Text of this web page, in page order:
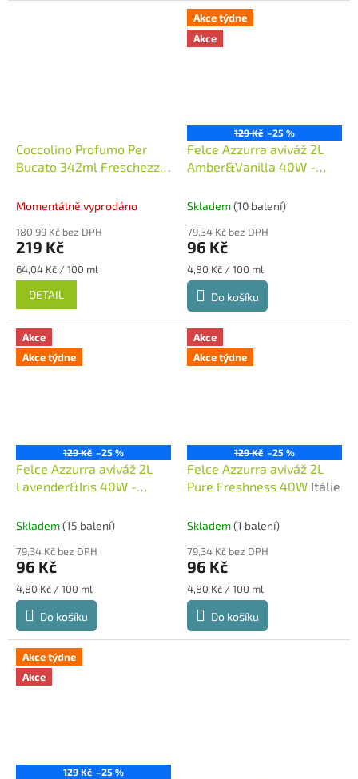
Coccolino Profumo Per
Bucato 342ml Freschezza
- modrýItálie
Momentálně vyprodáno
180,99 Kč bez DPH
219 Kč
Měrná
cena:
64,04 Kč / 100 ml
DETAIL
Akce týdne
Akce
129 Kč –25 %
Felce Azzurra aviváž 2L
Amber&Vanilla 40W -
Skladem(10 balení)
79,34 Kč bez DPH
96 Kč
Měrná
cena:
4,80 Kč / 100 ml
Do košíku
Akce
Akce týdne
129 Kč –25 %
Felce Azzurra aviváž 2L
Lavender&Iris 40W -
Skladem(15 balení)
79,34 Kč bez DPH
96 Kč
Měrná
cena:
4,80 Kč / 100 ml
Do košíku
Akce
Akce týdne
129 Kč –25 %
Felce Azzurra aviváž 2L
Pure Freshness 40W Itálie
Skladem(1 balení)
79,34 Kč bez DPH
96 Kč
Měrná
cena:
4,80 Kč / 100 ml
Do košíku
Akce týdne
Akce
129 Kč –25 %